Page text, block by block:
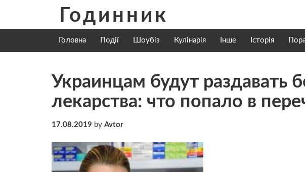
content
Годинник
Головна Події Шоубіз Кулінарія Інше Історія
Украинцам будут раздавать
лекарства: что попало в
17.08.2019 by Avtor